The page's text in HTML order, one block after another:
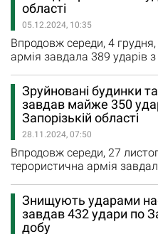
Малу Токмачку та
загарбники завдали по…
області
05.12.2024, 10:35
Впродовж середи, 4
армія завдала 389 ударів
вчора загарбники завдали
Гуляйполю, Новоандріївці
реактивних систем
разів обстріляли
та Малої Токмачки.…
Зруйновані будинки
завдав майже 350
Запорізькій області
28.11.2024, 07:50
Впродовж середи, 27
терористична армія
Внаслідок ворожих
пошкоджено шість
інфраструктури. Загалом
Знищують ударами
завдав 432 удари по
добу